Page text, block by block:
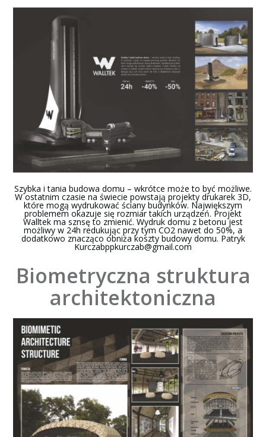
Szybka i tania budowa domu – wkrótce może to być możliwe.
W ostatnim czasie na świecie powstają projekty drukarek 3D,
które mogą wydrukować ściany budynków. Największym
problemem okazuje się rozmiar takich urządzeń. Projekt
Walltek ma sznsę to zmienić. Wydruk domu z betonu jest
możliwy w 24h redukując przy tym CO2 nawet do 50%, a
dodatkowo znacząco obniża koszty budowy domu. Patryk
Kurczabppkurczab@gmail.com
Biometryczna struktura
architektoniczna